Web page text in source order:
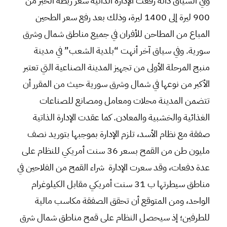
900 ليرة إلى 1400 ليرة، وذلك بعد رفع سعر الطحين
المباع من المطاحن للأفران في جميع مناطق شمال وشرق
سورية. وفي سياق آخر أنهت “بلدية الشعب” في مدينة
منبج المرحلة الأولى من تجهيز المدينة الصناعية التي تعتبر
الأكبر من نوعها في شمال وشرق سورية حيث من المقرر أن
تتضمن المدينة محلات ومعامل ومصانع للصناعات
الغذائية والخشبية والمعادن. كما عقدت الإدارة الذاتية
صفقة مع نظام الأسد، تلزم الإدارة بموجبها بتوريد نصف
مليون طن من القمح بسعر 36 سنت أمريكي للنظام على
عدة دفعات، وقد سعرت الإدارة شراء القمح من الفلاحين في
مناطق سيطرتها ب 31 سنت أمريكي مقابل الكيلوغرام
الواحد، ومن المتوقع أن تحقق الصفقة مكاسب مالية
للطرفين؛ إذ سيحصل النظام على قمح مناطق شمال شرق